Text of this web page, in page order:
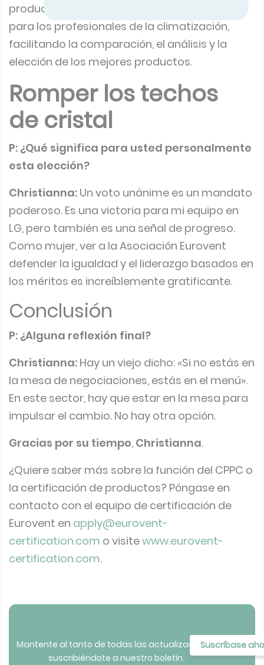
productos en un motor de alto rendimiento
para los profesionales de la climatización,
facilitando la comparación, el análisis y la
elección de los mejores productos.
Romper los techos
de cristal
P: ¿Qué significa para usted personalmente
esta elección?
Christianna: Un voto unánime es un mandato
poderoso. Es una victoria para mi equipo en
LG, pero también es una señal de progreso.
Como mujer, ver a la Asociación Eurovent
defender la igualdad y el liderazgo basados en
los méritos es increíblemente gratificante.
Conclusión
P: ¿Alguna reflexión final?
Christianna: Hay un viejo dicho: «Si no estás en
la mesa de negociaciones, estás en el menú».
En este sector, hay que estar en la mesa para
impulsar el cambio. No hay otra opción.
Gracias por su tiempo, Christianna.
¿Quiere saber más sobre la función del CPPC o
la certificación de productos? Póngase en
contacto con el equipo de certificación de
Eurovent en apply@eurovent-
certification.com o visitewww.eurovent-
certification.com.
Mantente al tanto de todas las actualizaciones
suscribiéndote a nuestro boletín.
Suscríbase